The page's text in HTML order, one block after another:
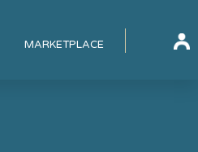
MARKETPLACE